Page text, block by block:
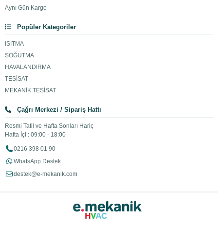
Aynı Gün Kargo
Popüler Kategoriler
ISITMA
SOĞUTMA
HAVALANDIRMA
TESİSAT
MEKANİK TESİSAT
Çağrı Merkezi / Sipariş Hattı
Resmi Tatil ve Hafta Sonları Hariç
Hafta İçi : 09:00 - 18:00
0216 398 01 90
WhatsApp Destek
destek@e-mekanik.com